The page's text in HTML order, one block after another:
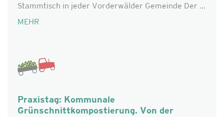
Stammtisch in jeder Vorderwälder Gemeinde Der ...
MEHR
Praxistag: Kommunale
Grünschnittkompostierung. Von der